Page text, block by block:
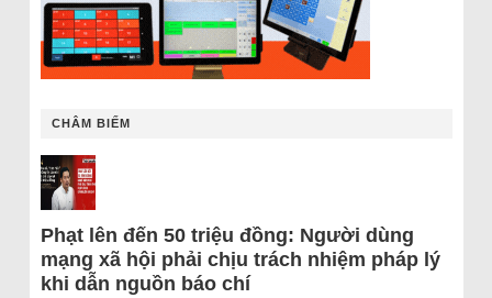
CHÂM BIẾM
Phạt lên đến 50 triệu đồng: Người dùng
mạng xã hội phải chịu trách nhiệm pháp lý
khi dẫn nguồn báo chí